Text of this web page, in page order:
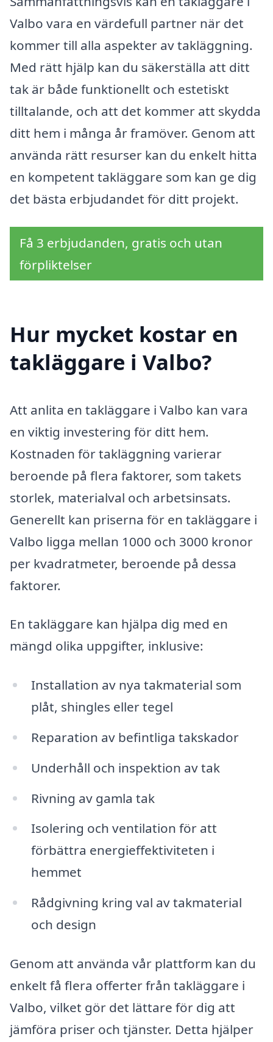
Valbo vara en värdefull partner när det
kommer till alla aspekter av takläggning.
Med rätt hjälp kan du säkerställa att ditt
tak är både funktionellt och estetiskt
tilltalande, och att det kommer att skydda
ditt hem i många år framöver. Genom att
använda rätt resurser kan du enkelt hitta
en kompetent takläggare som kan ge dig
det bästa erbjudandet för ditt projekt.
Få 3 erbjudanden, gratis och utan
förpliktelser
Hur mycket kostar en
takläggare i Valbo?
Att anlita en takläggare i Valbo kan vara
en viktig investering för ditt hem.
Kostnaden för takläggning varierar
beroende på flera faktorer, som takets
storlek, materialval och arbetsinsats.
Generellt kan priserna för en takläggare i
Valbo ligga mellan 1000 och 3000 kronor
per kvadratmeter, beroende på dessa
faktorer.
En takläggare kan hjälpa dig med en
mängd olika uppgifter, inklusive:
Installation av nya takmaterial som
plåt, shingles eller tegel
Reparation av befintliga takskador
Underhåll och inspektion av tak
Rivning av gamla tak
Isolering och ventilation för att
förbättra energieffektiviteten i
hemmet
Rådgivning kring val av takmaterial
och design
Genom att använda vår plattform kan du
enkelt få flera offerter från takläggare i
Valbo, vilket gör det lättare för dig att
jämföra priser och tjänster. Detta hjälper